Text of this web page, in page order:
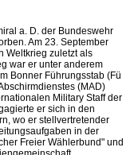
a. D. der Bundeswehr
Am 23. September
Weltkrieg zuletzt als
war er unter anderem
Bonner Führungsstab (Fü
(MAD)
Military Staff der
er sich in den
wo er stellvertretender
in der
Freier Wählerbund" und